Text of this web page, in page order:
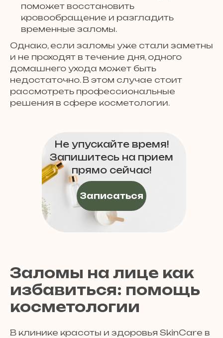
поможет восстановить
кровообращение и разгладить
временные заломы.
Однако, если заломы уже стали заметны
и не проходят в течение дня, одного
домашнего ухода может быть
недостаточно. В этом случае стоит
рассмотреть профессиональные
решения в сфере косметологии.
Записаться
Не упускайте время!
Запишитесь на прием
прямо сейчас!
Заломы на лице как
избавиться: помощь
косметологии
В клинике красоты и здоровья SkinCare в